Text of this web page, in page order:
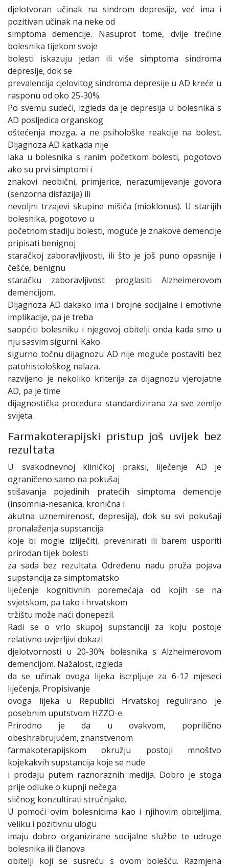
djelotvoran učinak na sindrom depresije, već ima i
pozitivan učinak na neke od
simptoma demencije. Nasuprot tome, dvije trećine
bolesnika tijekom svoje
bolesti iskazuju jedan ili više simptoma sindroma
depresije, dok se
prevalencija cjelovitog sindroma depresije u AD kreće u
rasponu od oko 25-30%.
Po svemu sudeći, izgleda da je depresija u bolesnika s
AD posljedica organskog
oštećenja mozga, a ne psihološke reakcije na bolest.
Dijagnoza AD katkada nije
laka u bolesnika s ranim početkom bolesti, pogotovo
ako su prvi simptomi i
znakovi neobični, primjerice, nerazumijevanje govora
(senzorna disfazija) ili
nevoljni trzajevi skupine mišića (mioklonus). U starijih
bolesnika, pogotovo u
početnom stadiju bolesti, moguće je znakove demencije
pripisati benignoj
staračkoj zaboravljivosti, ili što je još puno opasnije i
češće, benignu
staračku zaboravljivost proglasiti Alzheimerovom
demencijom.
Dijagnoza AD dakako ima i brojne socijalne i emotivne
implikacije, pa je treba
saopćiti bolesniku i njegovoj obitelji onda kada smo u
nju sasvim sigurni. Kako
sigurno točnu dijagnozu AD nije moguće postaviti bez
patohistološkog nalaza,
razvijeno je nekoliko kriterija za dijagnozu vjerojatne
AD, pa je time
dijagnostička procedura standardizirana za sve zemlje
svijeta.
Farmakoterapijski pristup još uvijek bez
rezultata
U svakodnevnoj kliničkoj praksi, liječenje AD je
ograničeno samo na pokušaj
stišavanja pojedinih pratećih simptoma demencije
(insomnia-nesanica, kronična i
akutna uznemirenost, depresija), dok su svi pokušaji
pronalaženja supstancija
koje bi mogle izliječiti, prevenirati ili barem usporiti
prirodan tijek bolesti
za sada bez rezultata. Određenu nadu pruža pojava
supstancija za simptomatsko
liječenje kognitivnih poremećaja od kojih se na
svjetskom, pa tako i hrvatskom
tržištu može naći donepezil.
Radi se o vrlo skupoj supstanciji za koju postoje
relativno uvjerljivi dokazi
djelotvornosti u 20-30% bolesnika s Alzheimerovom
demencijom. Nažalost, izgleda
da se učinak ovoga lijeka iscrpljuje za 6-12 mjeseci
liječenja. Propisivanje
ovoga lijeka u Republici Hrvatskoj regulirano je
posebnim uputstvom HZZO-e.
Prirodno je da u ovakvom, poprilično
obeshrabrujućem, znanstvenom
farmakoterapijskom okružju postoji mnoštvo
kojekakvih supstancija koje se nude
i prodaju putem raznoraznih medija. Dobro je stoga
prije odluke o kupnji nečega
sličnog konzultirati stručnjake.
U pomoći ovim bolesnicima kao i njihovim obiteljima,
veliku i pozitivnu ulogu
imaju dobro organizirane socijalne službe te udruge
bolesnika ili članova
obitelji koji se susreću s ovom bolešću. Razmjena